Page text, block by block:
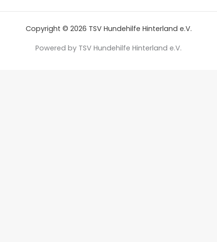
Copyright © 2026 TSV Hundehilfe Hinterland e.V.
Powered by TSV Hundehilfe Hinterland e.V.